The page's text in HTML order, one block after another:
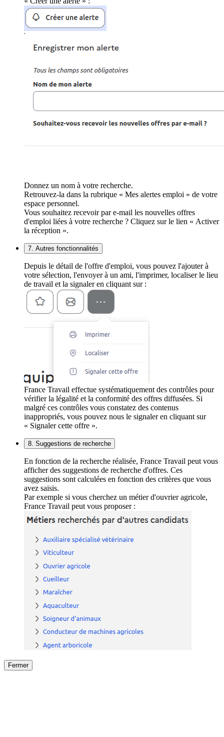
Donnez un nom à votre recherche.
Retrouvez-la dans la rubrique « Mes alertes emploi » de votre
espace personnel.
Vous souhaitez recevoir par e-mail les nouvelles offres
d'emploi liées à votre recherche ? Cliquez sur le lien « Activer
la réception ».
7. Autres fonctionnalités
Depuis le détail de l'offre d'emploi, vous pouvez l'ajouter à
votre sélection, l'envoyer à un ami, l'imprimer, localiser le lieu
de travail et la signaler en cliquant sur :
France Travail effectue systématiquement des contrôles pour
vérifier la légalité et la conformité des offres diffusées. Si
malgré ces contrôles vous constatez des contenus
inappropriés, vous pouvez nous le signaler en cliquant sur
« Signaler cette offre ».
8. Suggestions de recherche
En fonction de la recherche réalisée, France Travail peut vous
afficher des suggestions de recherche d'offres. Ces
suggestions sont calculées en fonction des critères que vous
avez saisis.
Par exemple si vous cherchez un métier d'ouvrier agricole,
France Travail peut vous proposer :
Fermer